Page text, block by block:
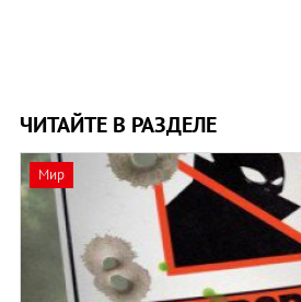
ЧИТАЙТЕ В РАЗДЕЛЕ
Мир